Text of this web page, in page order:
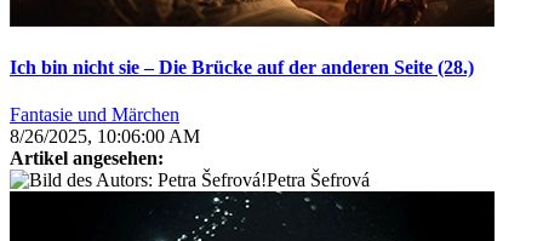
Ich bin nicht sie – Die Brücke auf der anderen Seite (28.)
Fantasie und Märchen
8/26/2025, 10:06:00 AM
Artikel angesehen:
Petra Šefrová